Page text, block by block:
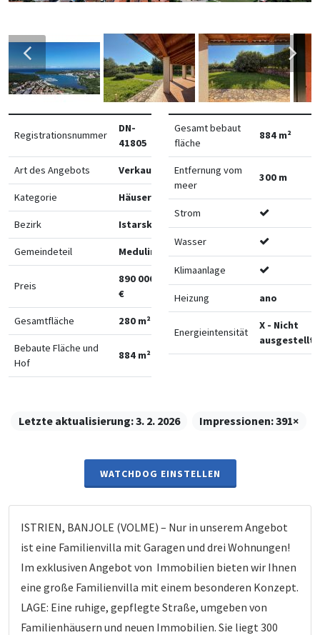
Registrationsnummer
DN-
41805
Art des Angebots Verkauf
Kategorie Häuser
Bezirk Istarska
Gemeindeteil Medulin
Preis
890 000
€
Gesamtfläche 280 m²
Bebaute Fläche und
Hof
884 m²
Gesamt bebaut
fläche
884 m²
Entfernung vom
meer
300 m
Strom
Wasser
Klimaanlage
Heizung ano
Energieintensität
X - Nicht
ausgestellt
Letzte aktualisierung:3. 2. 2026 Impressionen:391×
WATCHDOG EINSTELLEN
ISTRIEN, BANJOLE (VOLME) – Nur in unserem Angebot
ist eine Familienvilla mit Garagen und drei Wohnungen!
Im exklusiven Angebot von Immobilien bieten wir Ihnen
eine große Familienvilla mit einem besonderen Konzept.
LAGE: Eine ruhige, gepflegte Straße, umgeben von
Familienhäusern und neuen Immobilien. Sie liegt 300